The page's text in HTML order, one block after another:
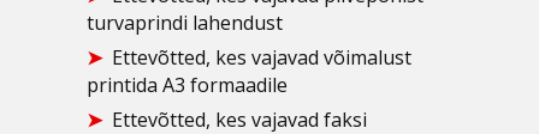
turvaprindi lahendust
Ettevõtted, kes vajavad võimalust
printida A3 formaadile
Ettevõtted, kes vajavad faksi